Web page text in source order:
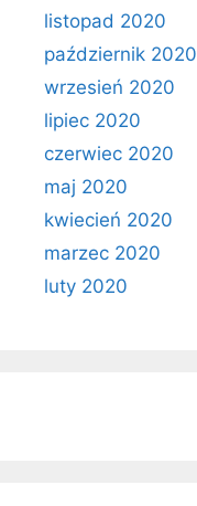
listopad 2020
październik 2020
wrzesień 2020
lipiec 2020
czerwiec 2020
maj 2020
kwiecień 2020
marzec 2020
luty 2020